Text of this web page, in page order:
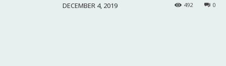
DECEMBER 4, 2019 0
492